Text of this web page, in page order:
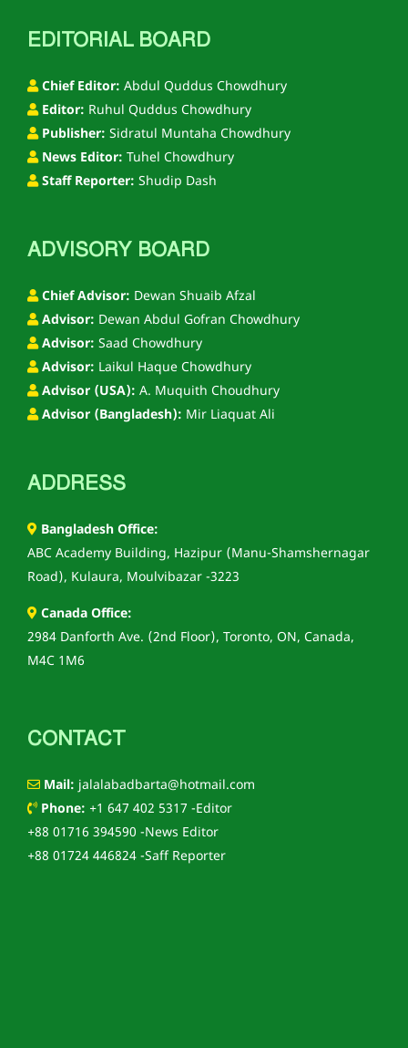
EDITORIAL BOARD
Chief Editor: Abdul Quddus Chowdhury
Editor: Ruhul Quddus Chowdhury
Publisher: Sidratul Muntaha Chowdhury
News Editor: Tuhel Chowdhury
Staff Reporter: Shudip Dash
ADVISORY BOARD
Chief Advisor: Dewan Shuaib Afzal
Advisor: Dewan Abdul Gofran Chowdhury
Advisor: Saad Chowdhury
Advisor: Laikul Haque Chowdhury
Advisor (USA): A. Muquith Choudhury
Advisor (Bangladesh): Mir Liaquat Ali
ADDRESS
Bangladesh Office:
ABC Academy Building, Hazipur (Manu-Shamshernagar
Road), Kulaura, Moulvibazar -3223
Canada Office:
2984 Danforth Ave. (2nd Floor), Toronto, ON, Canada,
M4C 1M6
CONTACT
Mail: jalalabadbarta@hotmail.com
Phone: +1 647 402 5317 -Editor
+88 01716 394590 -News Editor
+88 01724 446824 -Saff Reporter